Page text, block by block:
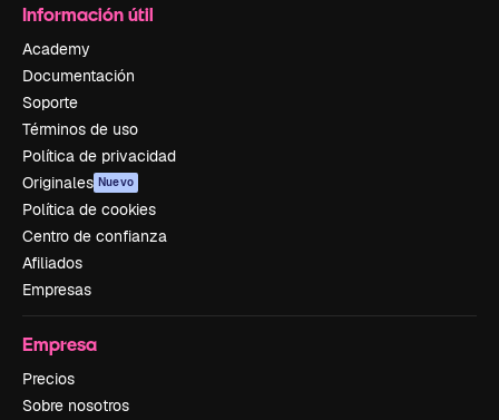
Información útil
Academy
Documentación
Soporte
Términos de uso
Política de privacidad
Originales Nuevo
Política de cookies
Centro de confianza
Afiliados
Empresas
Empresa
Precios
Sobre nosotros